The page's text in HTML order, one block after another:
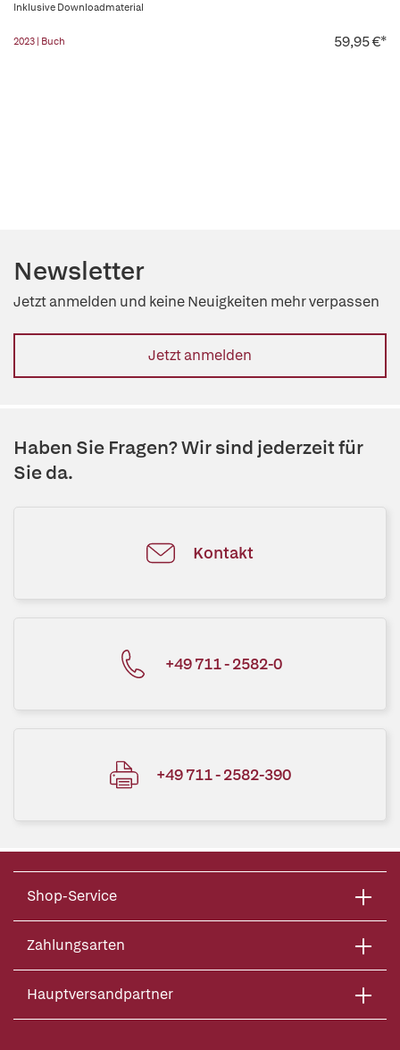
Inklusive Downloadmaterial
2023 | Buch 59,95 €*
Newsletter
Jetzt anmelden und keine Neuigkeiten mehr verpassen
Jetzt anmelden
Haben Sie Fragen? Wir sind jederzeit für
Sie da.
Kontakt
+49 711 - 2582-0
+49 711 - 2582-390
Shop-Service
Zahlungsarten
Hauptversandpartner